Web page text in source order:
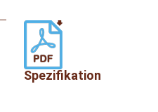
Spezifikation